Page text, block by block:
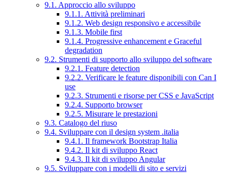
9.1. Approccio allo sviluppo
9.1.1. Attività preliminari
9.1.2. Web design responsivo e accessibile
9.1.3. Mobile first
9.1.4. Progressive enhancement e Graceful
degradation
9.2. Strumenti di supporto allo sviluppo del software
9.2.1. Feature detection
9.2.2. Verificare le feature disponibili con Can I
use
9.2.3. Strumenti e risorse per CSS e JavaScript
9.2.4. Supporto browser
9.2.5. Misurare le prestazioni
9.3. Catalogo del riuso
9.4. Sviluppare con il design system .italia
9.4.1. Il framework Bootstrap Italia
9.4.2. Il kit di sviluppo React
9.4.3. Il kit di sviluppo Angular
9.5. Sviluppare con i modelli di sito e servizi